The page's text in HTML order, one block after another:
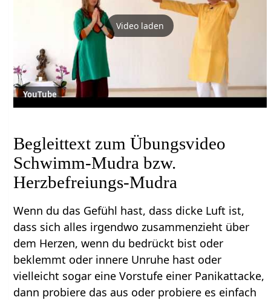
Video laden
YouTube
Begleittext zum Übungsvideo
Schwimm-Mudra bzw.
Herzbefreiungs-Mudra
Wenn du das Gefühl hast, dass dicke Luft ist,
dass sich alles irgendwo zusammenzieht über
dem Herzen, wenn du bedrückt bist oder
beklemmt oder innere Unruhe hast oder
vielleicht sogar eine Vorstufe einer Panikattacke,
dann probiere das aus oder probiere es einfach